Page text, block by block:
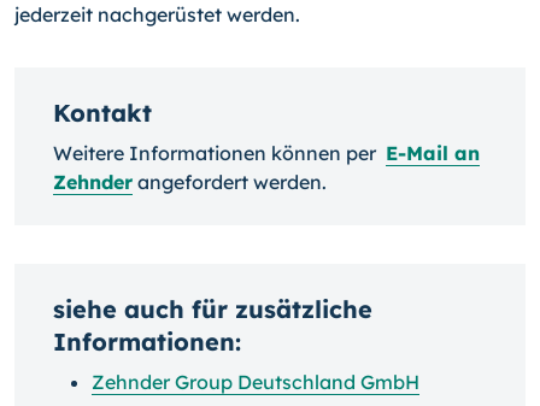
jederzeit nachgerüstet werden.
Kontakt
Weitere Informationen können per E-Mail an
Zehnder angefordert werden.
siehe auch für zusätzliche
Informationen:
Zehnder Group Deutschland GmbH